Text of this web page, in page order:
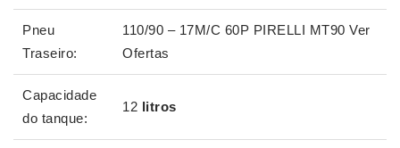
Pneu
Traseiro:
110/90 – 17M/C 60P PIRELLI MT90 Ver
Ofertas
Capacidade
do tanque:
12 litros